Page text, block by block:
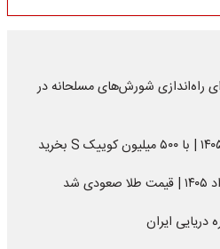
راه‌اندازی شورش‌های مسلحانه در
دریایی ایران